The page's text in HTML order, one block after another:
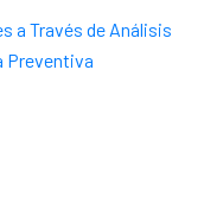
a Través de Análisis
Preventiva